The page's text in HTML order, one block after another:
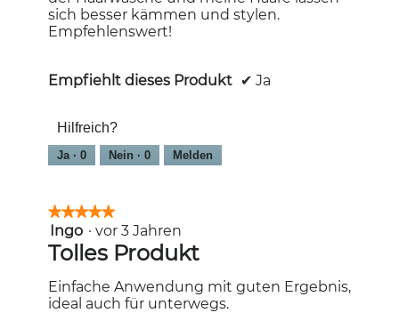
sich besser kämmen und stylen.
Empfehlenswert!
Empfiehlt dieses Produkt ✔ Ja
Hilfreich?
Ja · 0 Nein · 0 Melden
★★★★★
★★★★★
5
von
5
Sternen.
Ingo · vor 3 Jahren
Tolles Produkt
Einfache Anwendung mit guten Ergebnis,
ideal auch für unterwegs.